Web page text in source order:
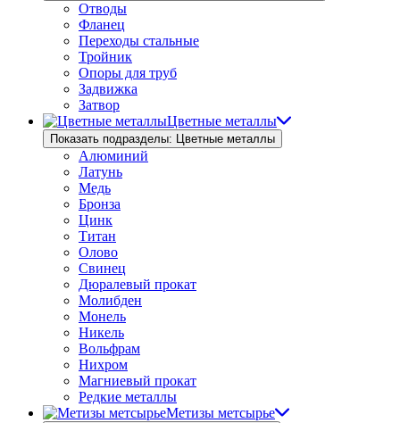
Отводы
Фланец
Переходы стальные
Тройник
Опоры для труб
Задвижка
Затвор
Цветные металлы
Показать подразделы: Цветные металлы
Алюминий
Латунь
Медь
Бронза
Цинк
Титан
Олово
Свинец
Дюралевый прокат
Молибден
Монель
Никель
Вольфрам
Нихром
Магниевый прокат
Редкие металлы
Метизы метсырье